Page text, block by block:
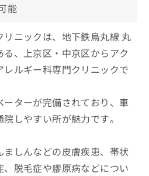
能
ニックは、地下鉄烏丸線 丸
、上京区・中京区からアク
ルギー科専門クリニックで
ターが完備されており、車
しやすい所が魅力です。
しんなどの皮膚疾患、帯状
脱毛症や膠原病などについ